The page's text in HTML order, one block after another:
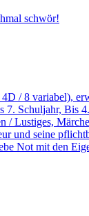
/ 8 variabel),
7. Schuljahr, Bis
/ Lustiges,
und seine
Not mit den